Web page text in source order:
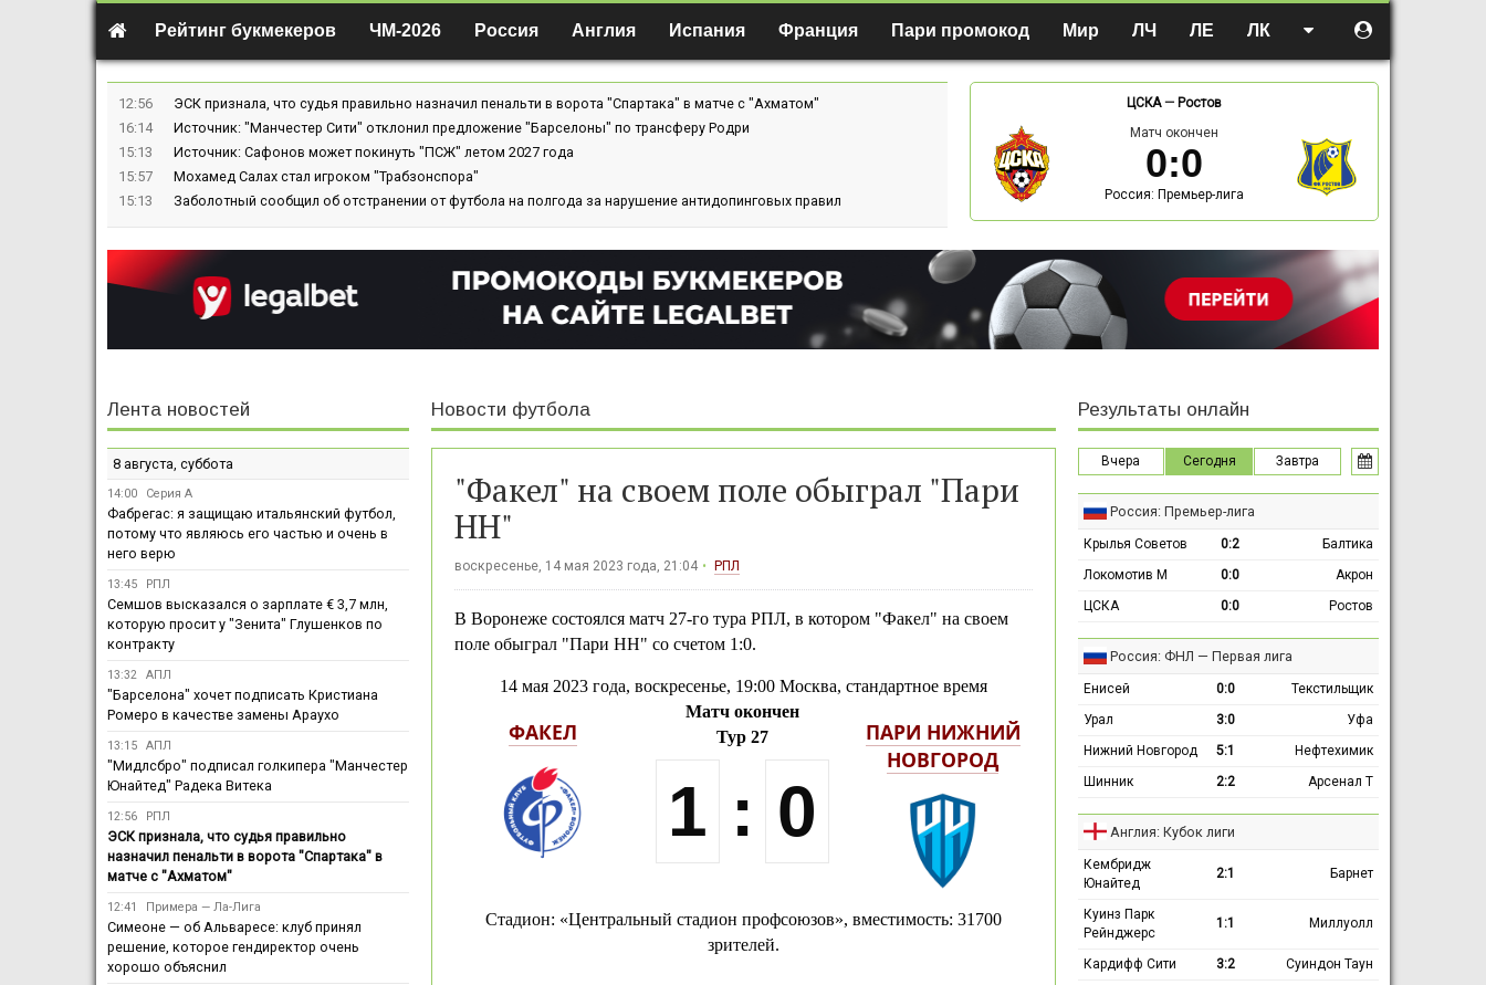
Рейтинг букмекеров ЧМ-2026 Россия Англия Испания Франция Пари промокод Мир ЛЧ ЛЕ ЛК
12:56
ЭСК признала, что судья правильно назначил пенальти в ворота "Спартака" в матче с "Ахматом"
16:14
Источник: "Манчестер Сити" отклонил предложение "Барселоны" по трансферу Родри
15:13
Источник: Сафонов может покинуть "ПСЖ" летом 2027 года
15:57
Мохамед Салах стал игроком "Трабзонспора"
15:13
Заболотный сообщил об отстранении от футбола на полгода за нарушение антидопинговых правил
ЦСКА— Ростов
Матч окончен
0:0
Россия: Премьер-лига
Новости футбола
"Факел" на своем поле обыграл "Пари
НН"
воскресенье, 14 мая 2023 года, 21:04 РПЛ
В Воронеже состоялся матч 27-го тура РПЛ, в котором "Факел" на своем
поле обыграл "Пари НН" со счетом 1:0.
14 мая 2023 года, воскресенье, 19:00 Москва, стандартное время
ФАКЕЛ
Матч окончен
Тур 27
1 : 0
ПАРИ НИЖНИЙ
НОВГОРОД
Стадион: «Центральный стадион профсоюзов», вместимость: 31700
зрителей.
Лента новостей
8 августа, суббота
14:00 Серия А
Фабрегас: я защищаю итальянский футбол,
потому что являюсь его частью и очень в
него верю
13:45 РПЛ
Семшов высказался о зарплате € 3,7 млн,
которую просит у "Зенита" Глушенков по
контракту
13:32 АПЛ
"Барселона" хочет подписать Кристиана
Ромеро в качестве замены Араухо
13:15 АПЛ
"Мидлсбро" подписал голкипера "Манчестер
Юнайтед" Радека Витека
12:56 РПЛ
ЭСК признала, что судья правильно
назначил пенальти в ворота "Спартака" в
матче с "Ахматом"
12:41 Примера — Ла-Лига
Симеоне — об Альваресе: клуб принял
решение, которое гендиректор очень
хорошо объяснил
Результаты онлайн
Вчера Сегодня Завтра
Россия: Премьер-лига
Крылья Советов 0:2
Балтика
Локомотив М
0:0
Акрон
ЦСКА
0:0 Ростов
Россия: ФНЛ — Первая лига
Енисей 0:0
Текстильщик
Урал
3:0
Уфа
Нижний Новгород
5:1
Нефтехимик
Шинник
2:2 Арсенал Т
Англия: Кубок лиги
Кембридж
Юнайтед
2:1 Барнет
Куинз Парк
Рейнджерс
1:1 Миллуолл
Кардифф Сити 3:2
Суиндон Таун